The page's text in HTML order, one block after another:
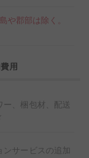
郡部は除く。
用
ー、梱包材、配送
サービスの追加